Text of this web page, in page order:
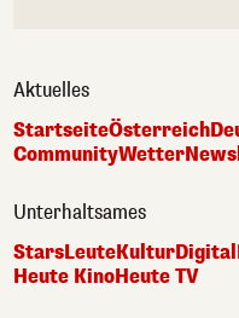
Aktuelles
StartseiteÖsterreich
CommunityWetter
Unterhaltsames
StarsLeuteKulturDigital
Heute KinoHeute TV